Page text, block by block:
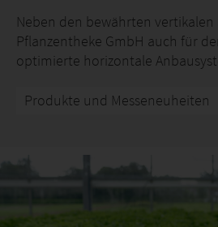
Neben den bewährten
Pflanzentheke GmbH auch für
optimierte horizontale
Produkte und Messeneuheiten